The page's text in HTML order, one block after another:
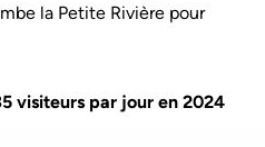
la Petite Rivière pour
visiteurs par jour en 2024